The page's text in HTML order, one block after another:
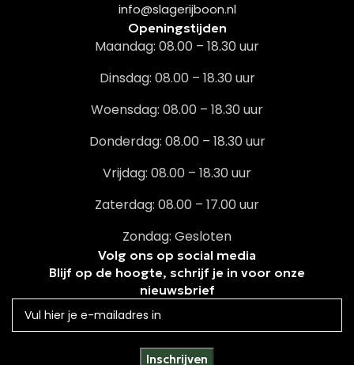
info@slagerijboon.nl
Openingstijden
Maandag: 08.00 – 18.30 uur
Dinsdag: 08.00 – 18.30 uur
Woensdag: 08.00 – 18.30 uur
Donderdag: 08.00 – 18.30 uur
Vrijdag: 08.00 – 18.30 uur
Zaterdag: 08.00 – 17.00 uur
Zondag: Gesloten
Volg ons op social media
Blijf op de hoogte, schrijf je in voor onze
nieuwsbrief